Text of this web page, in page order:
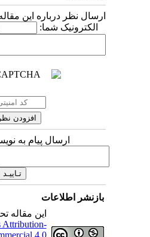
ارسال نظر درباره این مقاله :
الکترونیک شما:
ارسال پیام به
بازنشر اطلاعات
این مقاله تحت
Attribution-
4.0